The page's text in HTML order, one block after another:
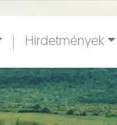
Hirdetmények